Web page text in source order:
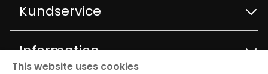
Kundservice
Kontakta kundservice
Information
This website uses cookies